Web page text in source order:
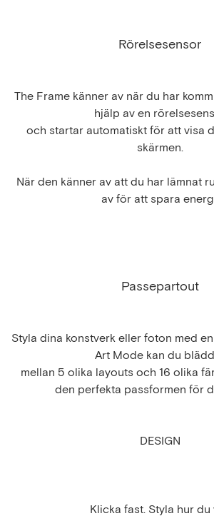
Rörelsesensor
The Frame känner av när du har
hjälp av en
och startar automatiskt för att visa
skärmen.
När den känner av att du har lämnat
av för att spara
Passepartout
Styla dina konstverk eller foton med
Art Mode kan du
mellan 5 olika layouts och 16 olika
den perfekta passformen för
DESIGN
Klicka fast. Styla hur du